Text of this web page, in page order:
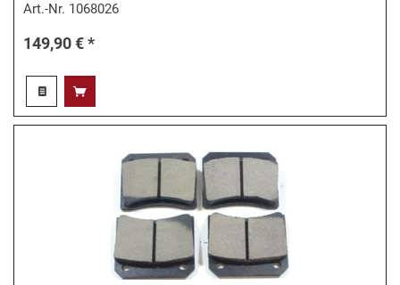
Art.-Nr. 1068026
149,90 € *